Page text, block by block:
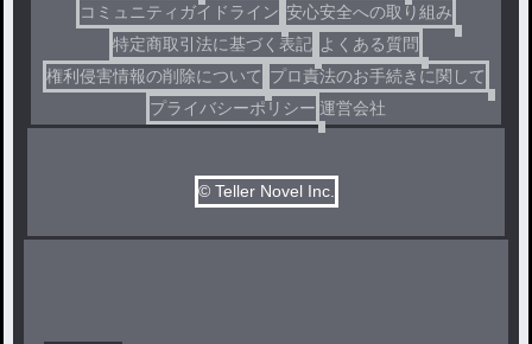
コミュニティガイドライン 安心安全への取り組み
特定商取引法に基づく表記 よくある質問
権利侵害情報の削除について プロ責法のお手続きに関して
プライバシーポリシー 運営会社
© Teller Novel Inc.